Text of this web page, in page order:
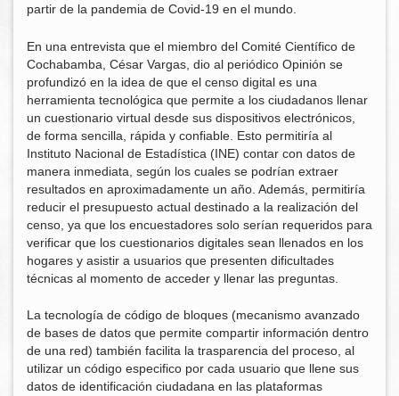
partir de la pandemia de Covid-19 en el mundo.
En una entrevista que el miembro del Comité Científico de
Cochabamba, César Vargas, dio al periódico Opinión se
profundizó en la idea de que el censo digital es una
herramienta tecnológica que permite a los ciudadanos llenar
un cuestionario virtual desde sus dispositivos electrónicos,
de forma sencilla, rápida y confiable. Esto permitiría al
Instituto Nacional de Estadística (INE) contar con datos de
manera inmediata, según los cuales se podrían extraer
resultados en aproximadamente un año. Además, permitiría
reducir el presupuesto actual destinado a la realización del
censo, ya que los encuestadores solo serían requeridos para
verificar que los cuestionarios digitales sean llenados en los
hogares y asistir a usuarios que presenten dificultades
técnicas al momento de acceder y llenar las preguntas.
La tecnología de código de bloques (mecanismo avanzado
de bases de datos que permite compartir información dentro
de una red) también facilita la trasparencia del proceso, al
utilizar un código especifico por cada usuario que llene sus
datos de identificación ciudadana en las plataformas